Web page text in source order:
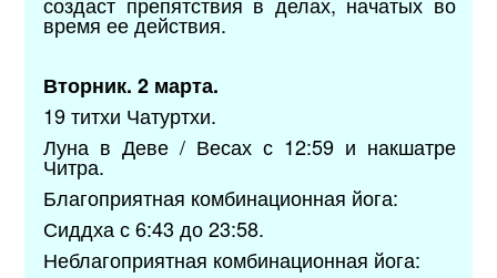
время ее действия.
Вторник. 2 марта.
19 титхи Чатуртхи.
Луна в Деве / Весах с 12:59 и накшатре
Читра.
Благоприятная комбинационная йога:
Сиддха с 6:43 до 23:58.
Неблагоприятная комбинационная йога: